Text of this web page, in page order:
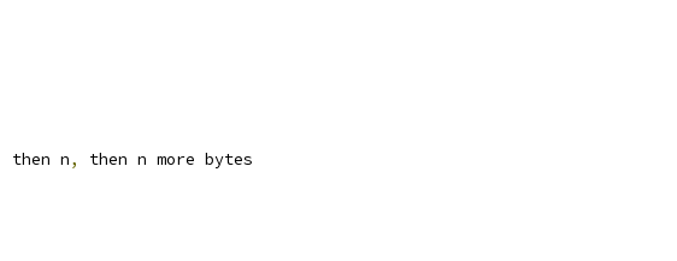
then n,
then n more bytes